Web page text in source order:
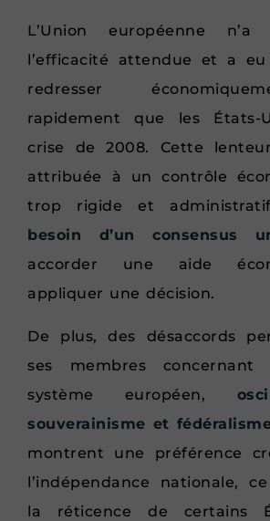
L’Union européenne
l’efficacité attendue et a
redresser
rapidement que les États-
crise de 2008. Cette
attribuée à un contrôle
trop rigide et
besoin d’un consensus
accorder une aide
appliquer une décision.
De plus, des désaccords
ses membres
système européen,
souverainisme et
montrent une préférence
l’indépendance nationale,
la réticence de certains